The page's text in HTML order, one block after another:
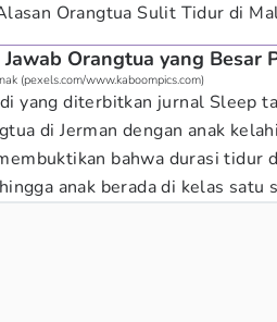
Orangtua Sulit Tidur di
Orangtua yang Besar
(pexels.com/www.kaboompics.com)
yang diterbitkan jurnal Sleep
di Jerman dengan anak
bahwa durasi tidur
anak berada di kelas satu